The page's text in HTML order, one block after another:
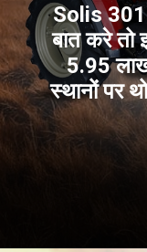
Solis
बात करे
5.95
स्थानों पर